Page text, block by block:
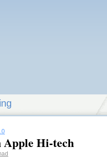
Apple Hi-tech